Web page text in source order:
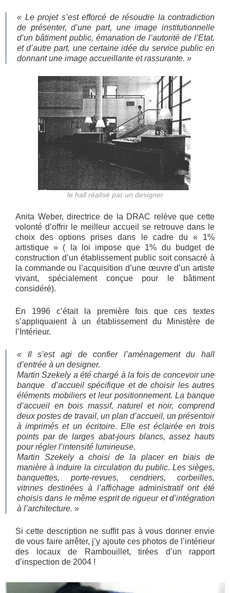
« Le projet s’est efforcé de résoudre la contradiction
de présenter, d’une part, une image institutionnelle
d’un bâtiment public, émanation de l’autorité de l’Etat,
et d’autre part, une certaine idée du service public en
donnant une image accueillante et rassurante. »
le hall réalisé par un designer
Anita Weber, directrice de la DRAC relève que cette
volonté d’offrir le meilleur accueil se retrouve dans le
choix des options prises dans le cadre du « 1%
artistique » ( la loi impose que 1% du budget de
construction d’un établissement public soit consacré à
la commande ou l’acquisition d’une œuvre d’un artiste
vivant, spécialement conçue pour le bâtiment
considéré).
En 1996 c’était la première fois que ces textes
s’appliquaient à un établissement du Ministère de
l’Intérieur.
« Il s’est agi de confier l’aménagement du hall
d’entrée à un designer.
Martin Szekely a été chargé à la fois de concevoir une
banque d’accueil spécifique et de choisir les autres
éléments mobiliers et leur positionnement. La banque
d’accueil en bois massif, naturel et noir, comprend
deux postes de travail, un plan d’accueil, un présentoir
à imprimés et un écritoire. Elle est éclairée en trois
points par de larges abat-jours blancs, assez hauts
pour régler l’intensité lumineuse.
Martin Szekely a choisi de la placer en biais de
manière à induire la circulation du public. Les sièges,
banquettes, porte-revues, cendriers, corbeilles,
vitrines destinées à l’affichage administratif ont été
choisis dans le même esprit de rigueur et d’intégration
à l’architecture. »
Si cette description ne suffit pas à vous donner envie
de vous faire arrêter, j’y ajoute ces photos de l’intérieur
des locaux de Rambouillet, tirées d’un rapport
d’inspection de 2004 !